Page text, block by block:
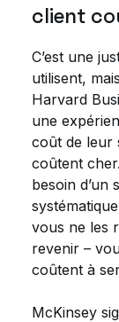
client
C’est une
utilisent,
Harvard
une
coût de leur
coûtent
besoin d’un
vous ne les
revenir –
coûtent à
McKinsey